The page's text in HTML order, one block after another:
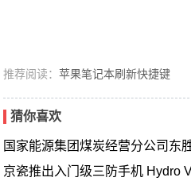
推荐阅读：苹果笔记本刷新快捷键
猜你喜欢
国家能源集团煤炭经营分公司东
京瓷推出入门级三防手机 Hydro